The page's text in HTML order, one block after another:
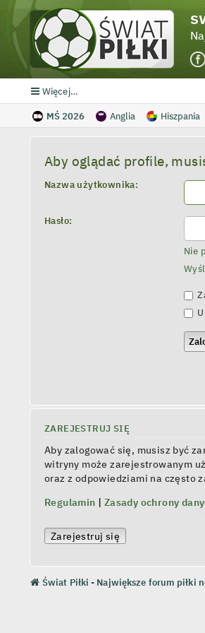
Więcej…
MŚ 2026 Anglia Hiszpania
Aby oglądać profile,
Nazwa użytkownika:
Hasło:
Nie
ZAREJESTRUJ SIĘ
Aby zalogować się, musisz być
witryny może zarejestrowanym
oraz z odpowiedziami na często
Regulamin | Zasady ochrony
Zarejestruj się
Świat Piłki - Największe forum piłki